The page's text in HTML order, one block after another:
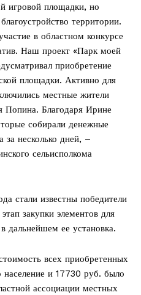
игровой площадки, но
территории.
в областном конкурсе
Наш проект «Парк моей
приобретение
площадки. Активно для
местные жители
Попина. Благодаря Ирине
собирали денежные
за несколько дней, –
сельисполкома
стали известны победители
закупки элементов для
дальнейшем ее установка.
всех приобретенных
население и 17730 руб. было
ассоциации местных